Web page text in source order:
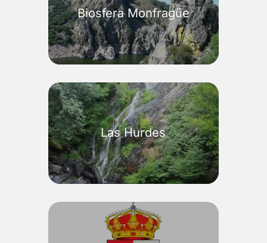
Biosfera Monfragüe
Las Hurdes